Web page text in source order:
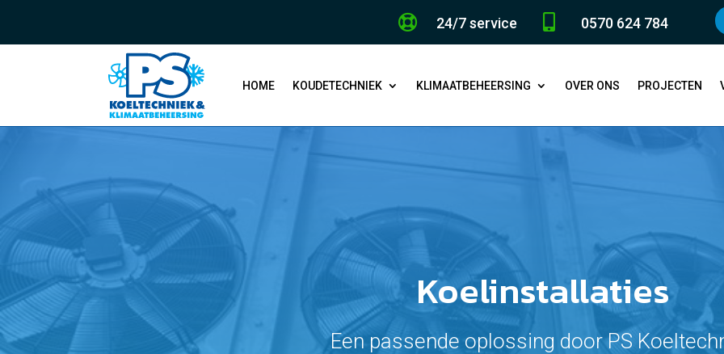
 24/7 service  0570 624 784
HOME KOUDETECHNIEK KLIMAATBEHEERSING OVER ONS PROJECTEN
Koelinstallaties
Een passende oplossing door PS